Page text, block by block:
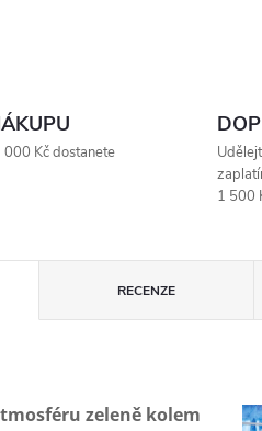
Kč dostanete
1 500
RECENZE
zeleně kolem